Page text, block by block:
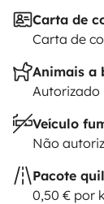
Carta de
Carta de
Animais a
Autorizado
Veículo
Não
Pacote
0,50 € por